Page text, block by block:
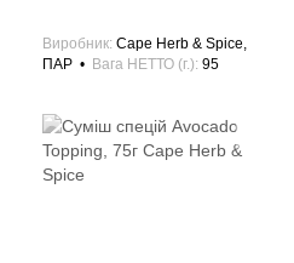
Виробник Cape Herb & Spice,
ПАР
Вага НЕТТО (г.) 95